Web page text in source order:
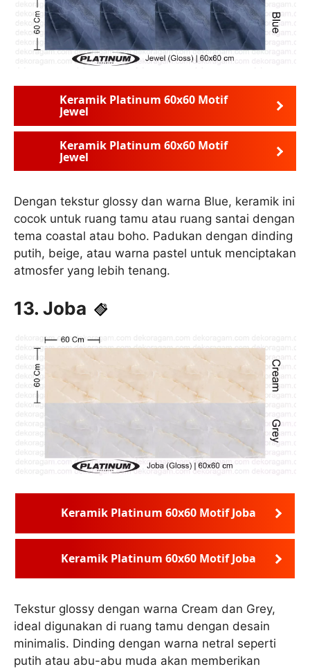
Keramik Platinum 60x60 Motif
Jewel
Keramik Platinum 60x60 Motif
Jewel
Dengan tekstur glossy dan warna Blue, keramik ini
cocok untuk ruang tamu atau ruang santai dengan
tema coastal atau boho. Padukan dengan dinding
putih, beige, atau warna pastel untuk menciptakan
atmosfer yang lebih tenang.
13. Joba
Keramik Platinum 60x60 Motif Joba
Keramik Platinum 60x60 Motif Joba
Tekstur glossy dengan warna Cream dan Grey,
ideal digunakan di ruang tamu dengan desain
minimalis. Dinding dengan warna netral seperti
putih atau abu-abu muda akan memberikan